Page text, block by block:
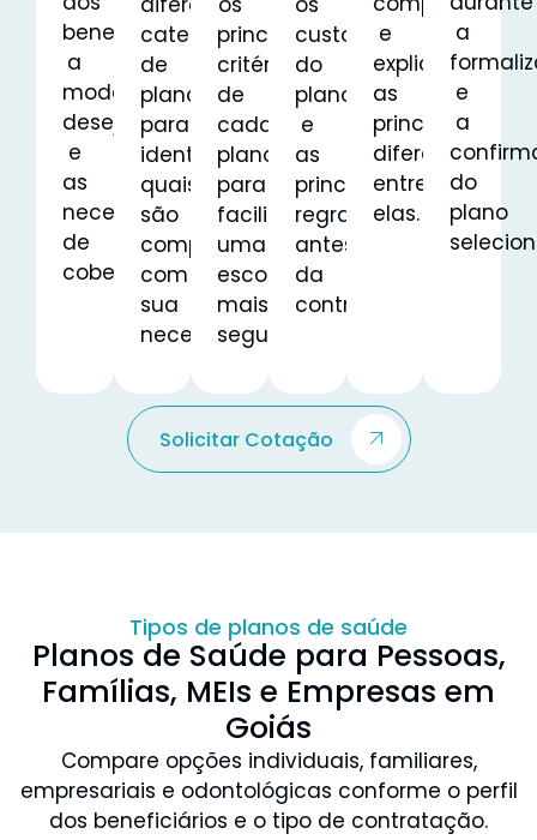
beneficiários,
a
modalidade
desejada
e
as
necessidades
de
cobertura.
categorias
de
planos
para
identificar
quais
são
compatíveis
com
sua
necessidade.
principais
critérios
de
cada
plano
para
facilitar
uma
escolha
mais
segura.
custos
do
plano
e
as
principais
regras
antes
da
contratação.
e
explicamos
as
principais
diferenças
entre
elas.
a
e
a
do
plano
Solicitar Cotação
Tipos de planos de saúde
Planos de Saúde para Pessoas,
Famílias, MEIs e Empresas em
Goiás
Compare opções individuais, familiares,
empresariais e odontológicas conforme o perfil
dos beneficiários e o tipo de contratação.